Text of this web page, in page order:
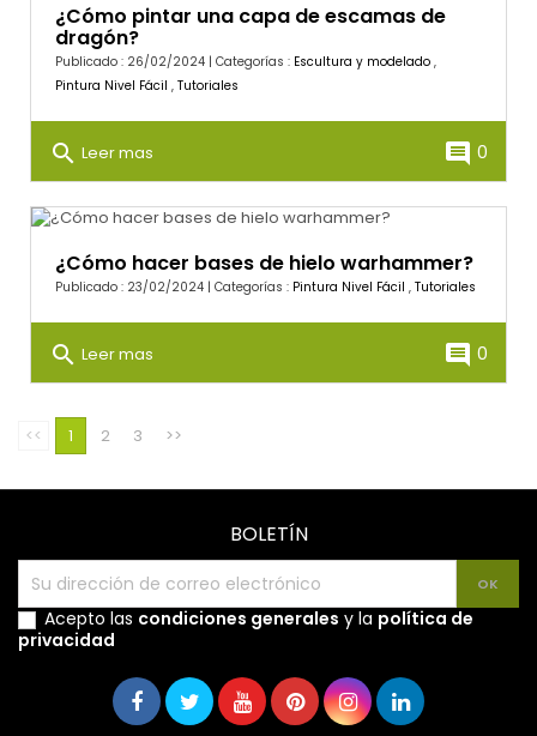
¿Cómo pintar una capa de escamas de
dragón?
Publicado : 26/02/2024 | Categorías : Escultura y modelado ,
Pintura Nivel Fácil , Tutoriales
search Leer mas comment 0
¿Cómo hacer bases de hielo warhammer?
Publicado : 23/02/2024 | Categorías : Pintura Nivel Fácil , Tutoriales
search Leer mas comment 0
<< 1 2 3 >>
BOLETÍN
Acepto las condiciones generales y la política de
privacidad